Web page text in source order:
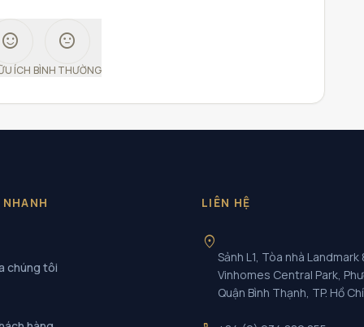
sentiment_satisfied
ÍCH
sentiment_neutral
BÌNH THƯỜNG
chúng tôi
LIÊN HỆ
location_on
Sảnh L1, Tòa nhà Landmark
Vinhomes Central Park,
Quận Bình Thạnh, TP. Hồ